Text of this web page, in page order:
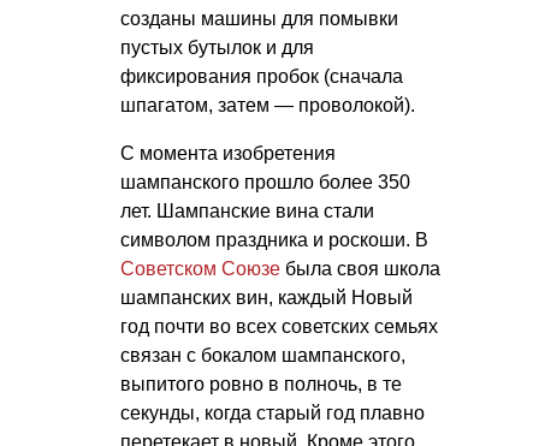
созданы машины для помывки
пустых бутылок и для
фиксирования пробок (сначала
шпагатом, затем — проволокой).
С момента изобретения
шампанского прошло более 350
лет. Шампанские вина стали
символом праздника и роскоши. В
Советском Союзе была своя школа
шампанских вин, каждый Новый
год почти во всех советских семьях
связан с бокалом шампанского,
выпитого ровно в полночь, в те
секунды, когда старый год плавно